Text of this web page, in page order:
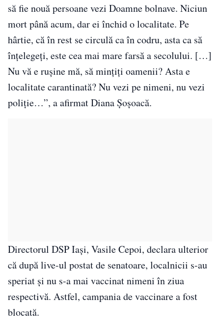
să fie nouă persoane vezi Doamne bolnave. Niciun
mort până acum, dar ei închid o localitate. Pe
hârtie, că în rest se circulă ca în codru, asta ca să
înțelegeți, este cea mai mare farsă a secolului. […]
Nu vă e rușine mă, să mințiți oamenii? Asta e
localitate carantinată? Nu vezi pe nimeni, nu vezi
poliție…”, a afirmat Diana Șoșoacă.
Directorul DSP Iași, Vasile Cepoi, declara ulterior
că după live-ul postat de senatoare, localnicii s-au
speriat și nu s-a mai vaccinat nimeni în ziua
respectivă. Astfel, campania de vaccinare a fost
blocată.